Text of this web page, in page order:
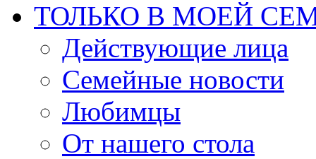
ТОЛЬКО В МОЕЙ
Действующие лица
Семейные новости
Любимцы
От нашего стола